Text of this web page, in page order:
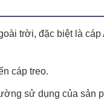
trời, đặc biệt là
cáp treo.
sử dụng của sản